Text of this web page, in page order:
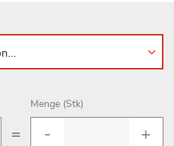
=
Menge (Stk)